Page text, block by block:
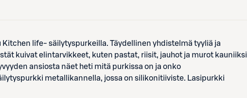
life- säilytyspurkeilla. Täydellinen yhdistelmä tyyliä ja
kuivat elintarvikkeet, kuten pastat, riisit, jauhot ja murot kauniiksi
ansiosta näet heti mitä purkissa on ja onko
metallikannella, jossa on silikonitiiviste. Lasipurkki